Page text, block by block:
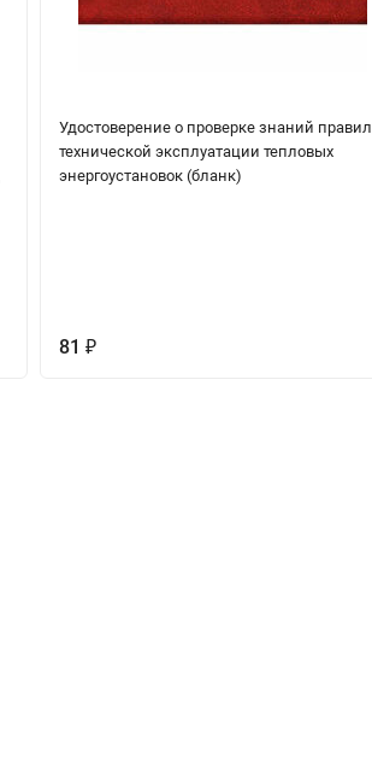
Удостоверение о проверке знаний правил
технической эксплуатации тепловых
энергоустановок (бланк)
81 ₽